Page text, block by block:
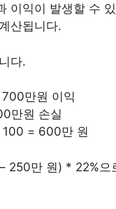
이익이 발생할 수
산됩니다.
다.
만원 이익
만원 손실
= 600만 원
250만 원) * 22%